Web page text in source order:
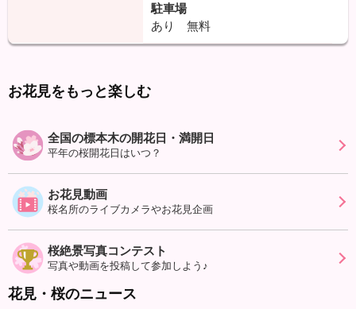
駐車場
あり 無料
お花見をもっと楽しむ
全国の標本木の開花日・満開日
平年の桜開花日はいつ？
お花見動画
桜名所のライブカメラやお花見企画
桜絶景写真コンテスト
写真や動画を投稿して参加しよう♪
花見・桜のニュース